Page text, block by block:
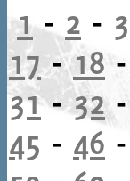
1- 2 - 3
17-18-
31-32
45 - 46 -